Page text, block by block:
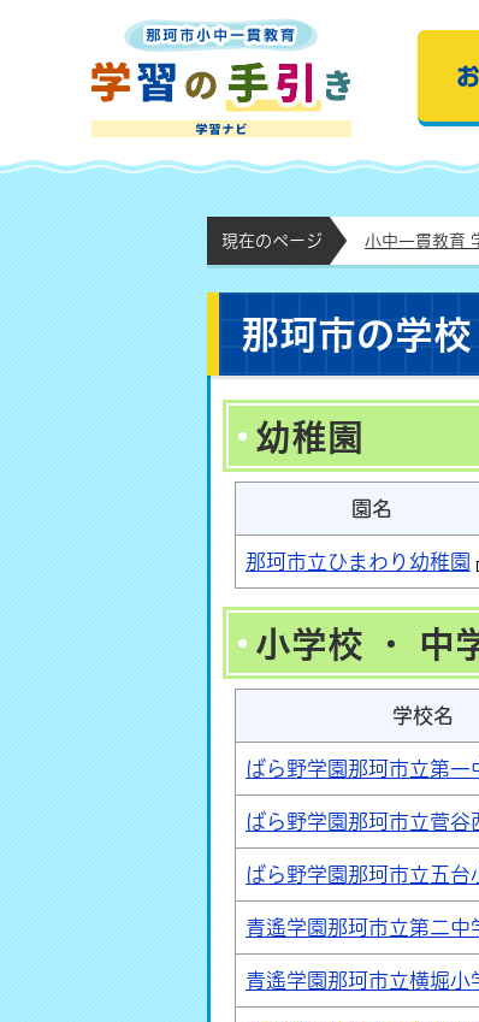
那珂市小中
現在のページ 小中一貫教育
那珂市の学校
幼稚園
園名
那珂市立ひまわり幼稚園
小学校 ・ 中
学校名
ばら野学園那珂市立第一
ばら野学園那珂市立菅谷
ばら野学園那珂市立五台
青遙学園那珂市立第二中
青遙学園那珂市立横堀小